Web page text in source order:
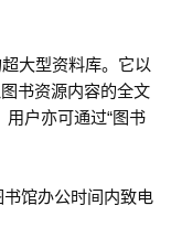
大型资料库。它以
书资源内容的全文
户亦可通过“图书
馆办公时间内致电